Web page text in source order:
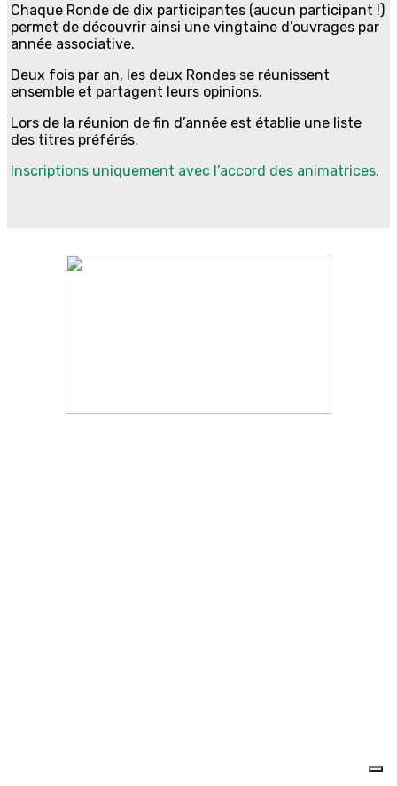
Chaque Ronde de dix participantes (aucun participant !)
permet de découvrir ainsi une vingtaine d’ouvrages par
année associative.
Deux fois par an, les deux Rondes se réunissent
ensemble et partagent leurs opinions.
Lors de la réunion de fin d’année est établie une liste
des titres préférés.
Inscriptions uniquement avec l’accord des animatrices.